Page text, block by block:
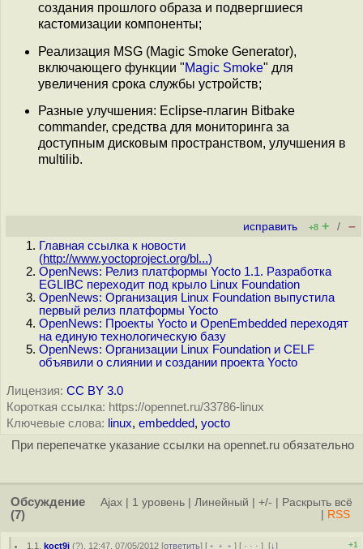
создания прошлого образа и подвергшиеся
кастомизации компоненты;
Реализация MSG (Magic Smoke Generator),
включающего функции "Magic Smoke" для
увеличения срока службы устройств;
Разные улучшения: Eclipse-плагин Bitbake
commander, средства для мониторинга за
доступным дисковым пространством, улучшения в
multilib.
исправить +8 + / –
Главная ссылка к новости
(http://www.yoctoproject.org/bl...)
OpenNews: Релиз платформы Yocto 1.1. Разработка
EGLIBC переходит под крыло Linux Foundation
OpenNews: Организация Linux Foundation выпустила
первый релиз платформы Yocto
OpenNews: Проекты Yocto и OpenEmbedded переходят
на единую технологическую базу
OpenNews: Организации Linux Foundation и CELF
объявили о слиянии и создании проекта Yocto
Лицензия: CC BY 3.0
Короткая ссылка: https://opennet.ru/33786-linux
Ключевые слова: linux, embedded, yocto
При перепечатке указание ссылки на opennet.ru обязательно
Обсуждение
(7)
Ajax 1 уровень Линейный +/-
Раскрыть всё
RSS
1.1 ,koct9i (?), 12:47, 07/05/2012 [ответить] [ ﹢﹢﹢] [ · · ·][↓] +1